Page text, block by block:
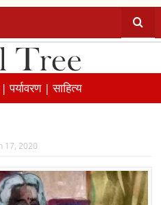
|पर्यावरण |साहित्य
17, 2020